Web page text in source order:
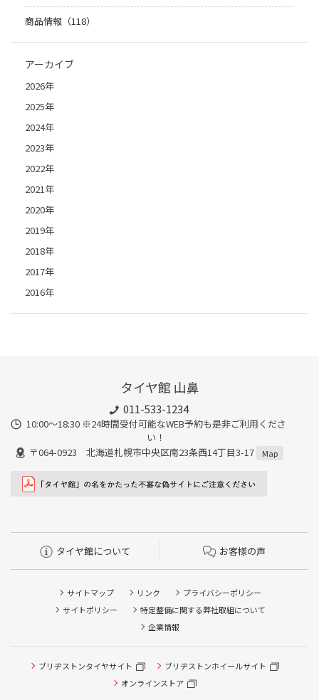
商品情報（118）
アーカイブ
2026年
2025年
2024年
2023年
2022年
2021年
2020年
2019年
2018年
2017年
2016年
タイヤ館 山鼻
011-533-1234
10:00～18:30 ※24時間受付可能なWEB予約も是非ご利用くださ
い！
〒064-0923 北海道札幌市中央区南23条西14丁目3-17
Map
タイヤ館について お客様の声
サイトマップ リンク
プライバシーポリシー
サイトポリシー
特定整備に関する弊社取組について
企業情報
ブリヂストンタイヤサイト
ブリヂストンホイールサイト
オンラインストア
タイヤ点検・安全点検/タイヤ履き替え/オイル交換/その他
ピット作業の予約